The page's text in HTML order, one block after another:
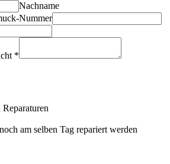
Nachname
Nummer
*
am selben Tag repariert werden